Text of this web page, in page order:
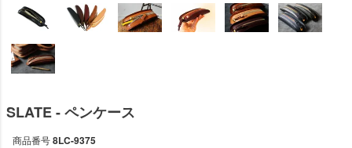
SLATE - ペンケース
商品番号8LC-9375